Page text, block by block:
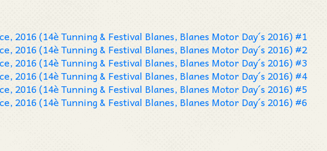
2016 (14è Tunning & Festival Blanes, Blanes Motor Day´s 2016) #1
2016 (14è Tunning & Festival Blanes, Blanes Motor Day´s 2016) #2
2016 (14è Tunning & Festival Blanes, Blanes Motor Day´s 2016) #3
2016 (14è Tunning & Festival Blanes, Blanes Motor Day´s 2016) #4
2016 (14è Tunning & Festival Blanes, Blanes Motor Day´s 2016) #5
2016 (14è Tunning & Festival Blanes, Blanes Motor Day´s 2016) #6